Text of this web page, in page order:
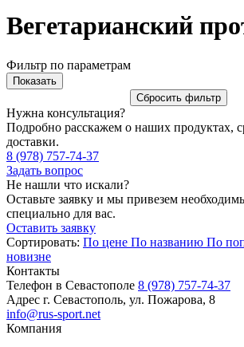
Вегетарианский
Фильтр по параметрам
Нужна консультация?
Подробно расскажем о наших продуктах,
доставки.
8 (978) 757-74-37
Задать вопрос
Не нашли что искали?
Оставьте заявку и мы привезем
специально для вас.
Оставить заявку
Сортировать: По цене По названию По
новизне
Контакты
Телефон в Севастополе 8 (978) 757-74-37
Адрес г. Севастополь, ул. Пожарова, 8
info@rus-sport.net
Компания